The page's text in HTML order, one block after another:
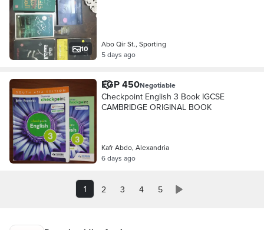
10
Abo Qir St., Sporting
5 days ago
EGP 450Negotiable
Checkpoint English 3 Book IGCSE
CAMBRIDGE ORIGINAL BOOK
Kafr Abdo, Alexandria
6 days ago
1 2 3 4 5